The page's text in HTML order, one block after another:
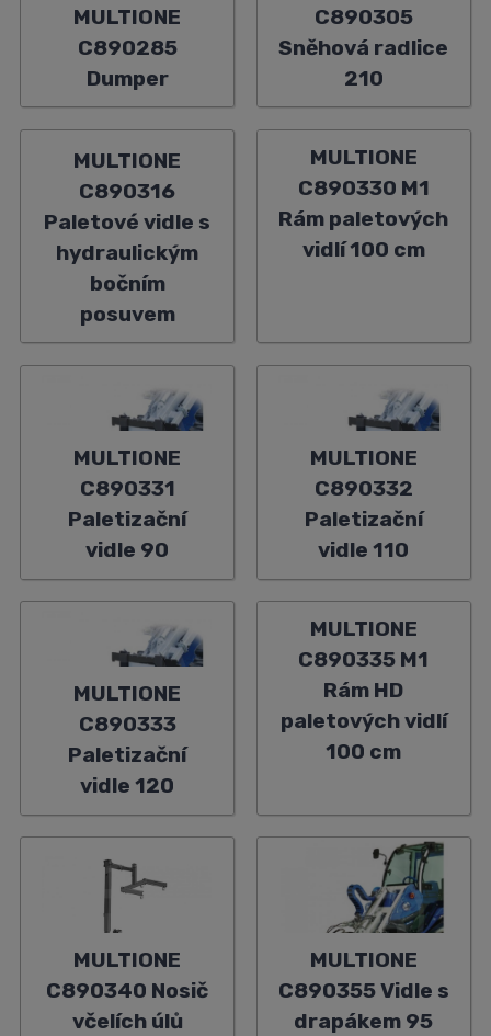
MULTIONE
C890285
Dumper
C890305
Sněhová radlice
210
MULTIONE
C890316
Paletové vidle s
hydraulickým
bočním
posuvem
MULTIONE
C890330 M1
Rám paletových
vidlí 100 cm
MULTIONE
C890331
Paletizační
vidle 90
MULTIONE
C890332
Paletizační
vidle 110
MULTIONE
C890333
Paletizační
vidle 120
MULTIONE
C890335 M1
Rám HD
paletových vidlí
100 cm
MULTIONE
C890340 Nosič
včelích úlů
MULTIONE
C890355 Vidle s
drapákem 95